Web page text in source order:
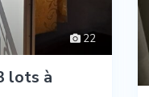
22
lots à